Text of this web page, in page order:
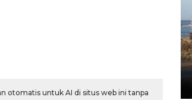
otomatis untuk AI di situs web ini tanpa